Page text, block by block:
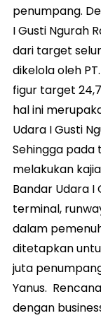
penumpang.
I Gusti Ngurah
dari target
dikelola oleh
figur target
hal ini
Udara I Gusti
Sehingga pada
melakukan
Bandar Udara I
terminal,
dalam
ditetapkan
juta
Yanus.
dengan